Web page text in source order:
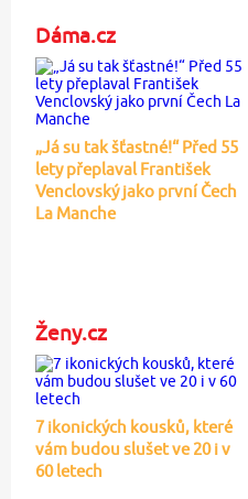
Dáma.cz
„Já su tak šťastné!“ Před 55
lety přeplaval František
Venclovský jako první Čech
La Manche
Ženy.cz
7 ikonických kousků, které
vám budou slušet ve 20 i v
60 letech